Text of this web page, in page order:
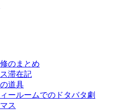
のまとめ
滞在記
道具
ールームでのドタバタ劇
ス